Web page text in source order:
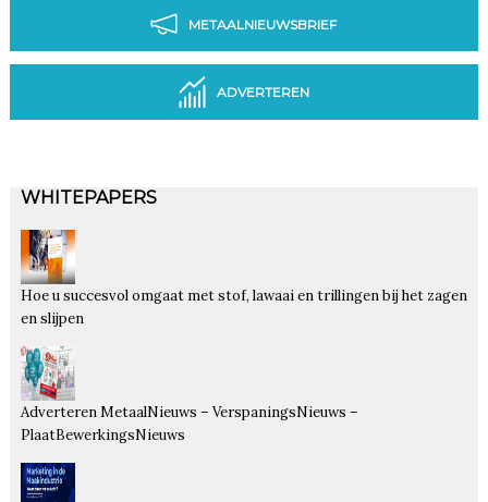
METAALNIEUWSBRIEF
ADVERTEREN
WHITEPAPERS
Hoe u succesvol omgaat met stof, lawaai en trillingen bij het zagen
en slijpen
Adverteren MetaalNieuws – VerspaningsNieuws –
PlaatBewerkingsNieuws